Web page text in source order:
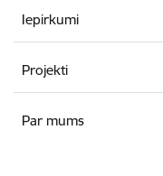
Iepirkumi
Projekti
Par mums